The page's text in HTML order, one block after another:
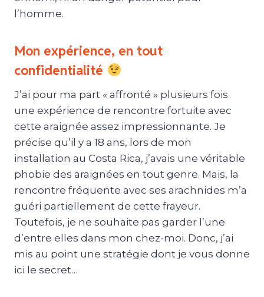
l’homme.
Mon expérience, en tout
confidentialité
J’ai pour ma part « affronté » plusieurs fois
une expérience de rencontre fortuite avec
cette araignée assez impressionnante. Je
précise qu’il y a 18 ans, lors de mon
installation au Costa Rica, j’avais une véritable
phobie des araignées en tout genre. Mais, la
rencontre fréquente avec ses arachnides m’a
guéri partiellement de cette frayeur.
Toutefois, je ne souhaite pas garder l’une
d’entre elles dans mon chez-moi. Donc, j’ai
mis au point une stratégie dont je vous donne
ici le secret…